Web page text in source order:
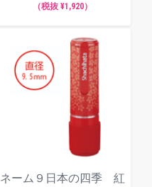
（税抜 ¥1,920）
ネーム９日本の四季 紅